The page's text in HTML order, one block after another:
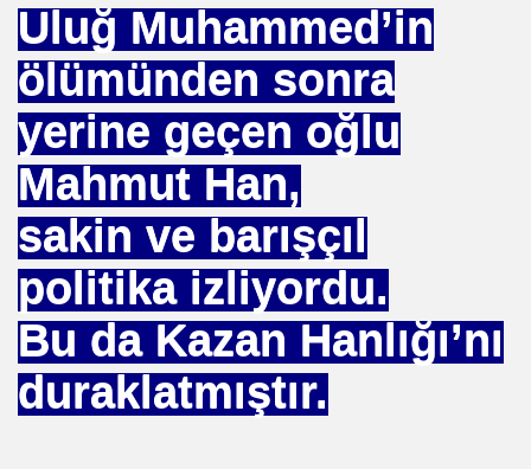
Uluğ Muhammed’in
ölümünden sonra
yerine geçen oğlu
Mahmut Han,
sakin ve barışçıl
politika izliyordu.
Bu da Kazan Hanlığı’nı
duraklatmıştır.
Makinası
MÜSLÜMAN KAZANIR
HOROZ TILKI HIKAYESI